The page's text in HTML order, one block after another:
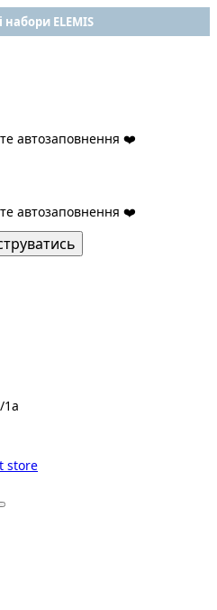
набори ELEMIS
автозаповнення ❤️
автозаповнення ❤️
1а